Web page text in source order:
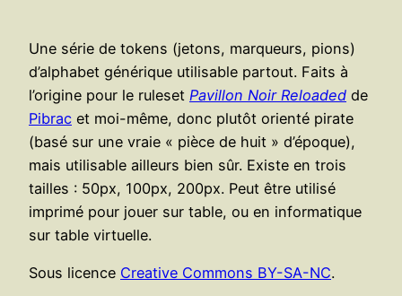
Une série de tokens (jetons, marqueurs, pions)
d’alphabet générique utilisable partout. Faits à
l’origine pour le ruleset Pavillon Noir Reloaded de
Pibrac et moi-même, donc plutôt orienté pirate
(basé sur une vraie « pièce de huit » d’époque),
mais utilisable ailleurs bien sûr. Existe en trois
tailles : 50px, 100px, 200px. Peut être utilisé
imprimé pour jouer sur table, ou en informatique
sur table virtuelle.
Sous licence Creative Commons BY-SA-NC.